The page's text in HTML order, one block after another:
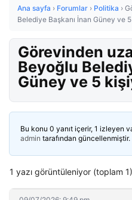
Ana sayfa › Forumlar › Politika ›
Belediye Başkanı İnan Güney ve
Görevinden
Beyoğlu
Güney ve 5
Bu konu 0 yanıt içerir, 1 izleyen
admin tarafından güncellenmiştir.
1 yazı görüntüleniyor (toplam 1)